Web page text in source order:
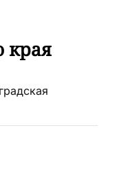
края